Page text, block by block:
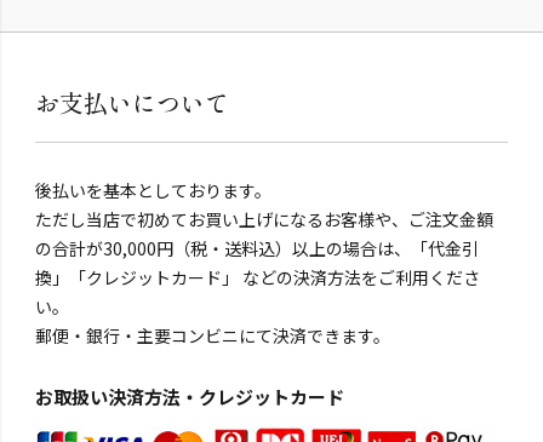
お支払いについて
後払いを基本としております。
ただし当店で初めてお買い上げになるお客様や、ご注文金額
の合計が30,000円（税・送料込）以上の場合は、「代金引
換」「クレジットカード」 などの決済方法をご利用くださ
い。
郵便・銀行・主要コンビニにて決済できます。
お取扱い決済方法・クレジットカード